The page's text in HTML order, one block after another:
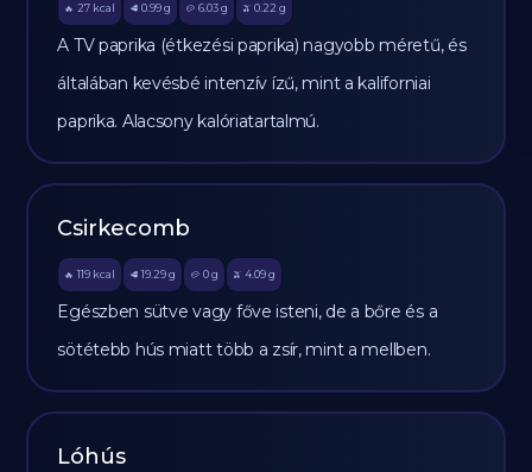
🔥 27 kcal 🥩 0.99 g 🥔 6.03g 🫒 0.22 g
A TV paprika (étkezési paprika) nagyobb méretű, és
általában kevésbé intenzív ízű, mint a kaliforniai
paprika. Alacsony kalóriatartalmú.
Csirkecomb
🔥 119 kcal 🥩 19.29 g 🥔 0g 🫒 4.09 g
Egészben sütve vagy főve isteni, de a bőre és a
sötétebb hús miatt több a zsír, mint a mellben.
Lóhús